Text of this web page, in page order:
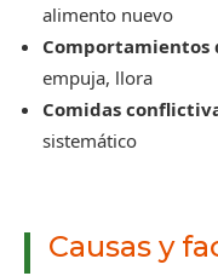
alimento nuevo
Comportamientos
empuja, llora
Comidas
sistemático
Causas y